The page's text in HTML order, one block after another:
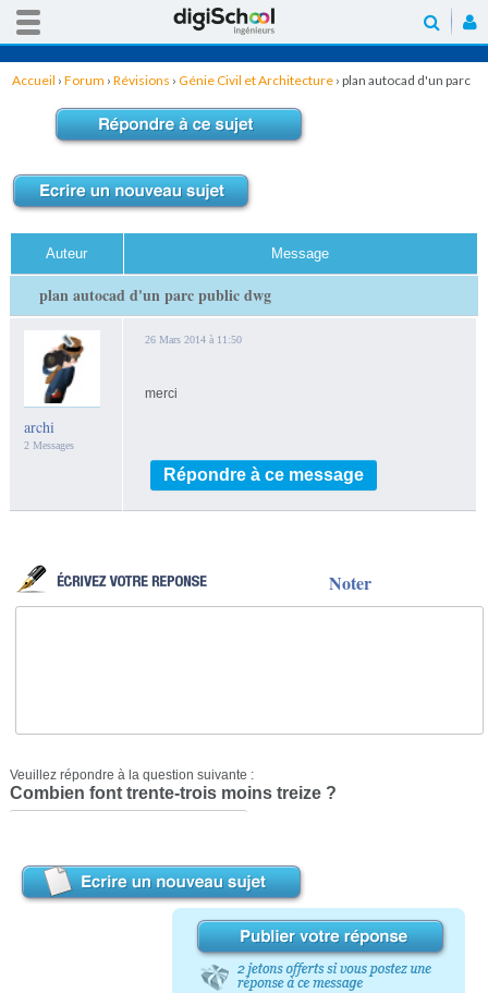
Accueil › Forum › Révisions › Génie Civil et Architecture › plan autocad d'un parc
Auteur Message
plan autocad d'un parc public dwg
archi
2 Messages
26 Mars 2014 à 11:50
merci
Répondre à ce message
Noter
Veuillez répondre à la question suivante :
Combien font trente-trois moins treize ?